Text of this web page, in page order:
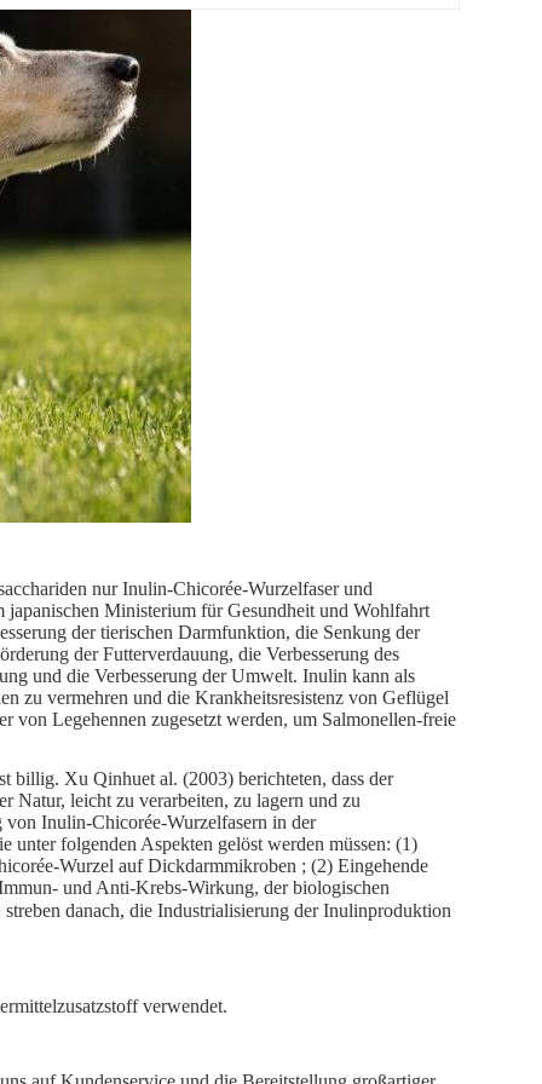
nur Inulin-Chicorée-Wurzelfaser und
Ministerium für Gesundheit und Wohlfahrt
der tierischen Darmfunktion, die Senkung der
der Futterverdauung, die Verbesserung des
und die Verbesserung der Umwelt. Inulin kann als
zu vermehren und die Krankheitsresistenz von Geflügel
von Legehennen zugesetzt werden, um Salmonellen-freie
billig. Xu Qinhuet al. (2003) berichteten, dass der
Natur, leicht zu verarbeiten, zu lagern und zu
von Inulin-Chicorée-Wurzelfasern in der
unter folgenden Aspekten gelöst werden müssen: (1)
Wurzel auf Dickdarmmikroben ; (2) Eingehende
und Anti-Krebs-Wirkung, der biologischen
danach, die Industrialisierung der Inulinproduktion
verwendet.